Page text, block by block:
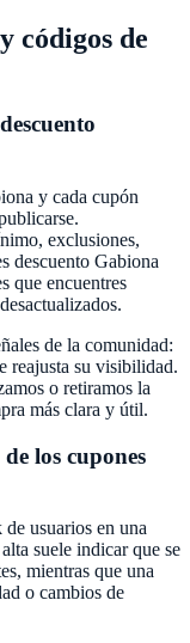
códigos de
y cada cupón
exclusiones,
descuento Gabiona
que encuentres
de la comunidad:
reajusta su visibilidad.
o retiramos la
más clara y útil.
los cupones
usuarios en una
suele indicar que se
mientras que una
o cambios de